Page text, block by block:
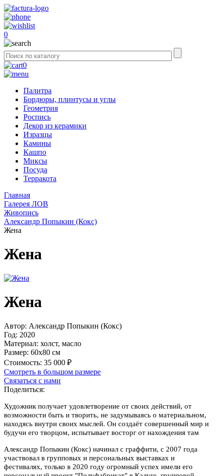
0
0
Палитра
Бордюры, плинтусы и углы
Геометрия
Роспись
Декор из керамики
Изразцы
Камины
Кашпо
Миксы
Посуда
Терракота
Главная
Галерея ЛОВ
Живопись
Александр Попыкин (Кокс)
Жена
Жена
Жена
Автор: Александр Попыкин (Кокс)
Год: 2020
Материал: холст, масло
Размер: 60х80 см
Стоимость: 35 000 ₽
Смотреть в большом размере
Связаться с нами
Поделиться:
Художник получает удовлетворение от своих действий, от
возможности быть и творить, не задумываясь о материальном,
находясь внутри своих мыслей. Он создаёт совершенный мир и
будучи его творцом, испытывает восторг от нахождения там
Александр Попыкин (Кокс) начинал с граффити, с 2007 года
участвовал в групповых и персональных выставках и
фестивалях, только в 2020 году огромный успех имели его